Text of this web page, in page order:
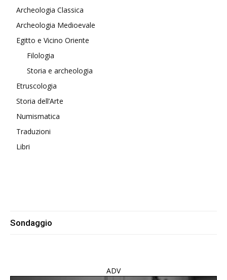
Archeologia Classica
Archeologia Medioevale
Egitto e Vicino Oriente
Filologia
Storia e archeologia
Etruscologia
Storia dell’Arte
Numismatica
Traduzioni
Libri
Sondaggio
ADV